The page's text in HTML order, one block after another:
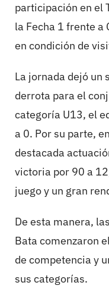
participación en el
la Fecha 1 frente a
en condición de
La jornada dejó un
derrota para el
categoría U13, el
a 0. Por su parte,
destacada
victoria por 90 a
juego y un gran
De esta manera,
Bata comenzaron
de competencia y
sus categorías.